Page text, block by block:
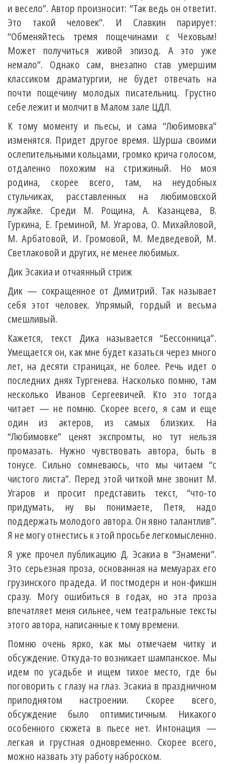
и весело”. Автор произносит: “Так ведь он ответит.
Это такой человек”. И Славкин парирует:
“Обменяйтесь тремя пощечинами с Чеховым!
Может получиться живой эпизод. А это уже
немало”. Однако сам, внезапно став умершим
классиком драматургии, не будет отвечать на
почти пощечину молодых писательниц. Грустно
себе лежит и молчит в Малом зале ЦДЛ.
К тому моменту и пьесы, и сама “Любимовка”
изменятся. Придет другое время. Шурша своими
ослепительными кольцами, громко крича голосом,
отдаленно похожим на стрижиный. Но моя
родина, скорее всего, там, на неудобных
стульчиках, расставленных на любимовской
лужайке. Среди М. Рощина, А. Казанцева, В.
Гуркина, Е. Греминой, М. Угарова, О. Михайловой,
М. Арбатовой, И. Громовой, М. Медведевой, М.
Светлаковой и других, не менее любимых.
Дик Эсакиа и отчаянный cтриж
Дик — сокращенное от Димитрий. Так называет
себя этот человек. Упрямый, гордый и весьма
смешливый.
Кажется, текст Дика называется “Бессонница”.
Умещается он, как мне будет казаться через много
лет, на десяти страницах, не более. Речь идет о
последних днях Тургенева. Насколько помню, там
несколько Иванов Сергеевичей. Кто это тогда
читает — не помню. Скорее всего, я сам и еще
один из актеров, из самых близких. На
“Любимовке” ценят экспромты, но тут нельзя
промазать. Нужно чувствовать автора, быть в
тонусе. Сильно сомневаюсь, что мы читаем “с
чистого листа”. Перед этой читкой мне звонит М.
Угаров и просит представить текст, “что-то
придумать, ну вы понимаете, Петя, надо
поддержать молодого автора. Он явно талантлив”.
Я не могу отнестись к этой просьбе легкомысленно.
Я уже прочел публикацию Д. Эсакиа в “Знамени”.
Это серьезная проза, основанная на мемуарах его
грузинского прадеда. И постмодерн и нон-фикшн
сразу. Могу ошибиться в годах, но эта проза
впечатляет меня сильнее, чем театральные тексты
этого автора, написанные к тому времени.
Помню очень ярко, как мы отмечаем читку и
обсуждение. Откуда-то возникает шампанское. Мы
идем по усадьбе и ищем тихое место, где бы
поговорить с глазу на глаз. Эсакиа в праздничном
приподнятом настроении. Скорее всего,
обсуждение было оптимистичным. Никакого
особенного сюжета в пьесе нет. Интонация —
легкая и грустная одновременно. Скорее всего,
можно назвать эту работу наброском.